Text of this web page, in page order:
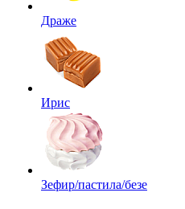
Драже
Ирис
Зефир/пастила/безе